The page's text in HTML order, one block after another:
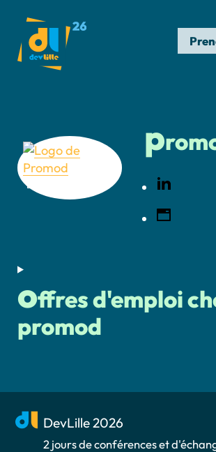
p
offres d'emploi
promod
DevLille 2026
2 jours de conférences et